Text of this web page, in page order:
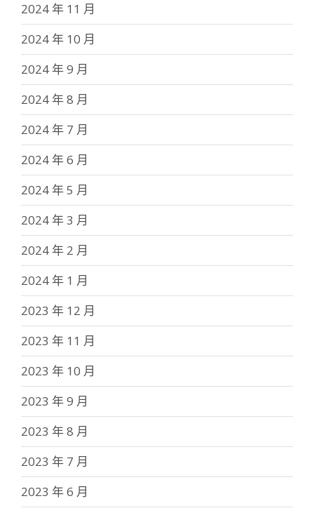
2024 年 11 月
2024 年 10 月
2024 年 9 月
2024 年 8 月
2024 年 7 月
2024 年 6 月
2024 年 5 月
2024 年 3 月
2024 年 2 月
2024 年 1 月
2023 年 12 月
2023 年 11 月
2023 年 10 月
2023 年 9 月
2023 年 8 月
2023 年 7 月
2023 年 6 月